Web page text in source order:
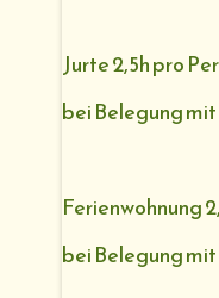
Jurte 2,5h pro
bei Belegung
Ferienwohnung
bei Belegung